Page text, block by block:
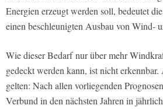
Energien erzeugt werden soll, bedeutet
einen beschleunigten Ausbau von Wind-
Wie dieser Bedarf nur über mehr
gedeckt werden kann, ist nicht
gelten: Nach allen vorliegenden
Verbund in den nächsten Jahren in